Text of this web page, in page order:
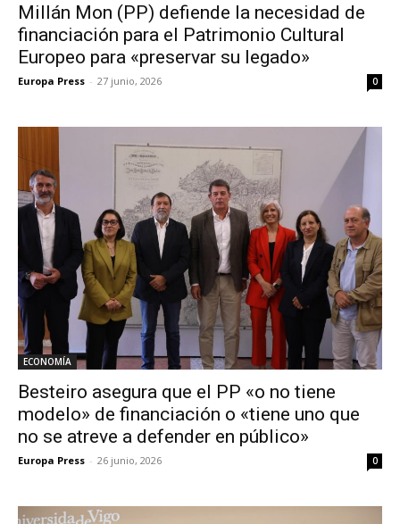
Millán Mon (PP) defiende la necesidad de
financiación para el Patrimonio Cultural
Europeo para «preservar su legado»
Europa Press - 27 junio, 2026 0
ECONOMÍA
Besteiro asegura que el PP «o no tiene
modelo» de financiación o «tiene uno que
no se atreve a defender en público»
Europa Press - 26 junio, 2026 0